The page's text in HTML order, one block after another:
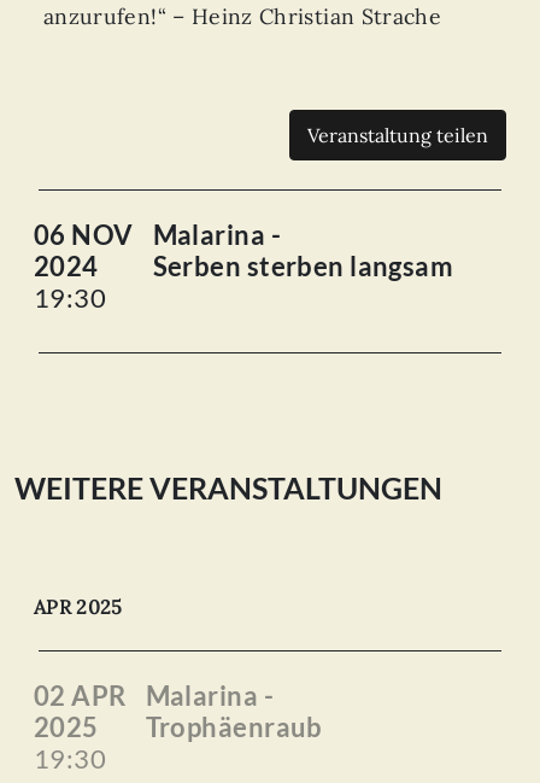
anzurufen!“ – Heinz Christian Strache
Veranstaltung teilen
06 NOV
2024
19:30
Malarina -
Serben sterben langsam
WEITERE VERANSTALTUNGEN
APR 2025
02 APR
2025
19:30
Malarina -
Trophäenraub